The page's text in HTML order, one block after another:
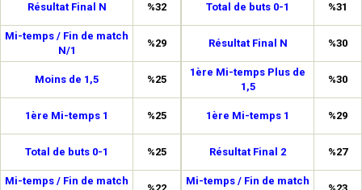
Résultat Final N %32
Mi-temps / Fin de match
N/1
%29
Moins de 1,5 %25
1ère Mi-temps 1 %25
Total de buts 0-1 %25
Mi-temps / Fin de match
Total de buts 0-1 %31
Résultat Final N %30
1ère Mi-temps Plus de
1,5
%30
1ère Mi-temps 1 %29
Résultat Final 2 %27
Mi-temps / Fin de match